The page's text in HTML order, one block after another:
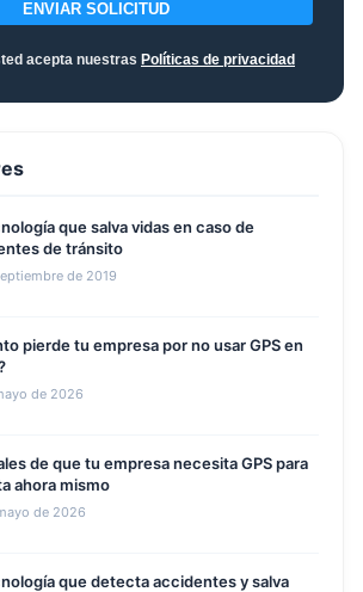
ENVIAR SOLICITUD
acepta nuestras Políticas de privacidad
que salva vidas en caso de
de tránsito
de 2019
pierde tu empresa por no usar GPS en
de 2026
de que tu empresa necesita GPS para
ahora mismo
de 2026
que detecta accidentes y salva